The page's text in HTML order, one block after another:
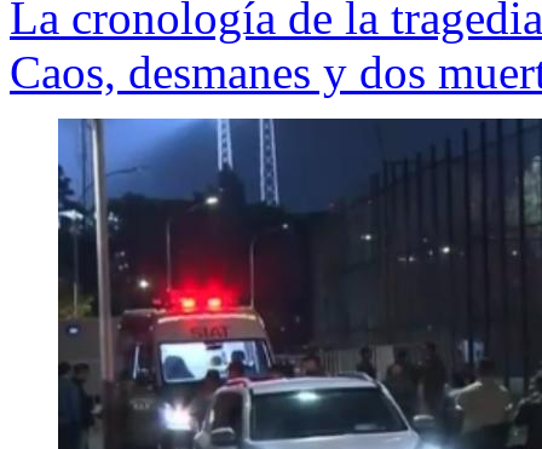
La cronología de la
Caos, desmanes y dos